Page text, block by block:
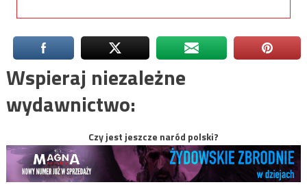
Wspieraj niezależne
wydawnictwo:
Czy jest jeszcze naród polski?